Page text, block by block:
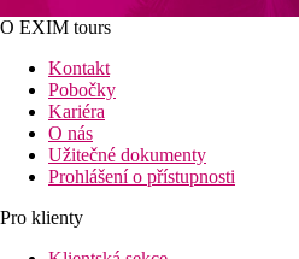
O EXIM tours
Kontakt
Pobočky
Kariéra
O nás
Užitečné dokumenty
Prohlášení o přístupnosti
Pro klienty